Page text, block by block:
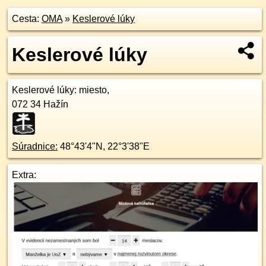
Cesta: OMA» Keslerové lúky
Keslerové lúky
Keslerové lúky: miesto,
072 34 Hažín
Súradnice: 48°43'4"N , 22°3'38"E
Extra: